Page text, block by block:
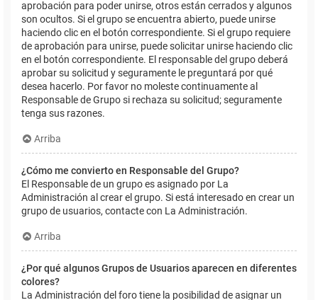
aprobación para poder unirse, otros están cerrados y algunos
son ocultos. Si el grupo se encuentra abierto, puede unirse
haciendo clic en el botón correspondiente. Si el grupo requiere
de aprobación para unirse, puede solicitar unirse haciendo clic
en el botón correspondiente. El responsable del grupo deberá
aprobar su solicitud y seguramente le preguntará por qué
desea hacerlo. Por favor no moleste continuamente al
Responsable de Grupo si rechaza su solicitud; seguramente
tenga sus razones.
Arriba
¿Cómo me convierto en Responsable del Grupo?
El Responsable de un grupo es asignado por La
Administración al crear el grupo. Si está interesado en crear un
grupo de usuarios, contacte con La Administración.
Arriba
¿Por qué algunos Grupos de Usuarios aparecen en diferentes
colores?
La Administración del foro tiene la posibilidad de asignar un